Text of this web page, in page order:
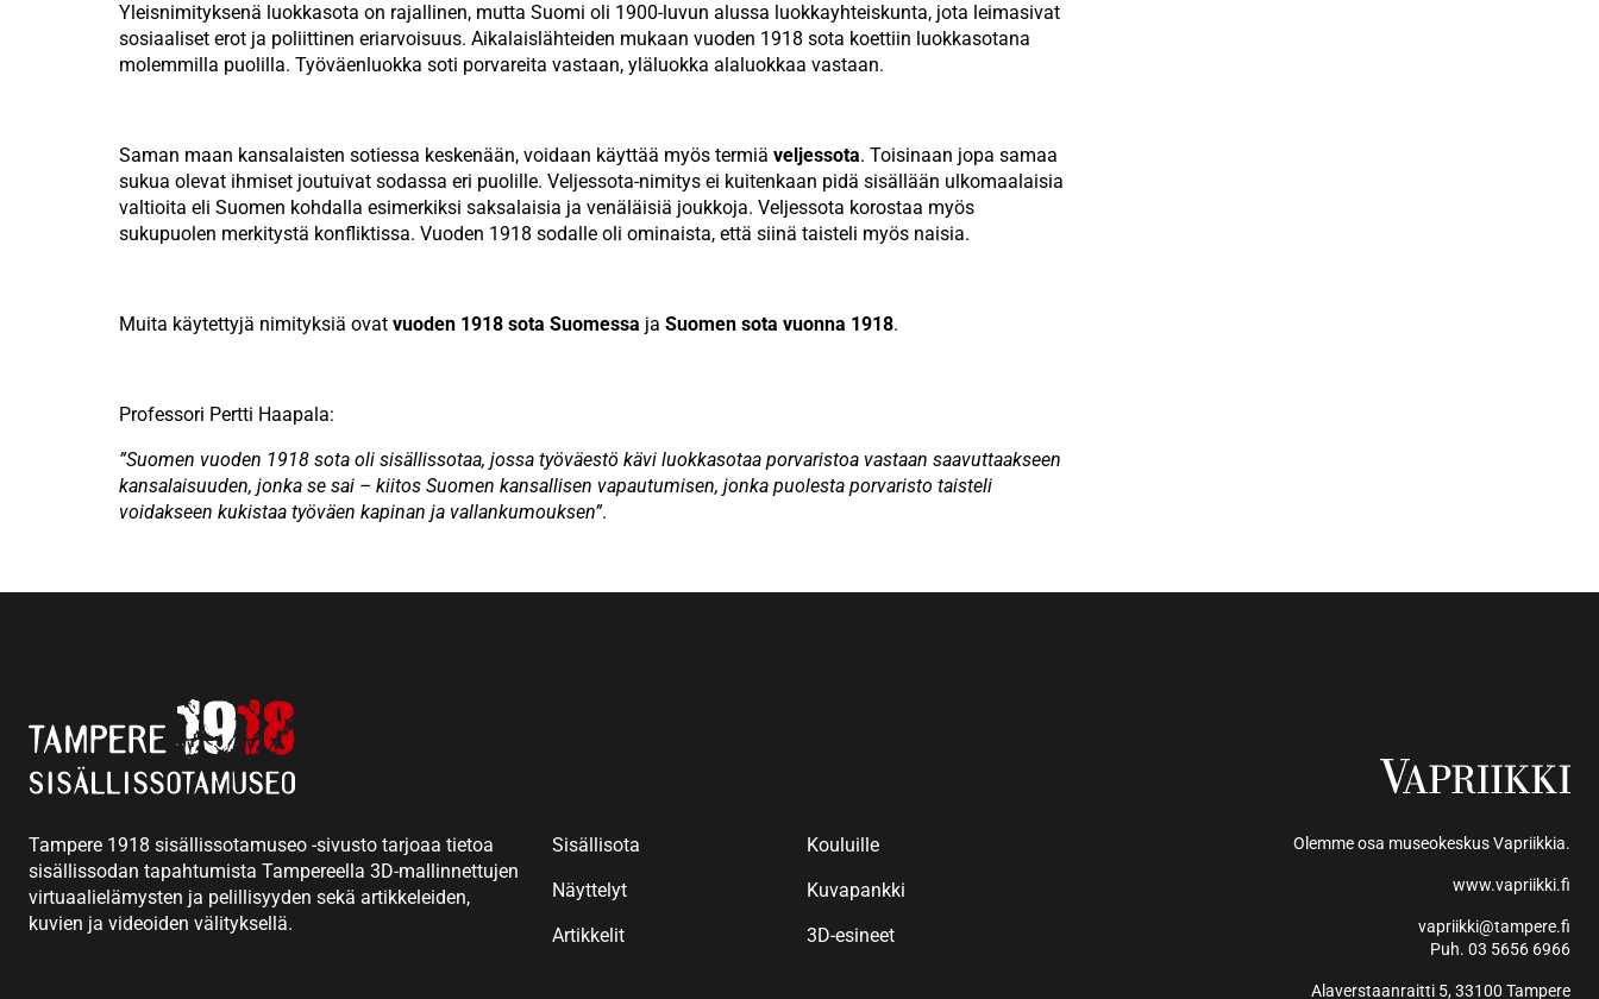
Yleisnimityksenä luokkasota on rajallinen, mutta Suomi oli 1900-luvun alussa luokkayhteiskunta, jota leimasivat
sosiaaliset erot ja poliittinen eriarvoisuus. Aikalaislähteiden mukaan vuoden 1918 sota koettiin luokkasotana
molemmilla puolilla. Työväenluokka soti porvareita vastaan, yläluokka alaluokkaa vastaan.
Saman maan kansalaisten sotiessa keskenään, voidaan käyttää myös termiä veljessota. Toisinaan jopa samaa
sukua olevat ihmiset joutuivat sodassa eri puolille. Veljessota-nimitys ei kuitenkaan pidä sisällään ulkomaalaisia
valtioita eli Suomen kohdalla esimerkiksi saksalaisia ja venäläisiä joukkoja. Veljessota korostaa myös
sukupuolen merkitystä konfliktissa. Vuoden 1918 sodalle oli ominaista, että siinä taisteli myös naisia.
Muita käytettyjä nimityksiä ovat vuoden 1918 sota Suomessa ja Suomen sota vuonna 1918.
Professori Pertti Haapala:
”Suomen vuoden 1918 sota oli sisällissotaa, jossa työväestö kävi luokkasotaa porvaristoa vastaan saavuttaakseen
kansalaisuuden, jonka se sai – kiitos Suomen kansallisen vapautumisen, jonka puolesta porvaristo taisteli
voidakseen kukistaa työväen kapinan ja vallankumouksen”.
Tampere 1918 sisällissotamuseo -sivusto tarjoaa tietoa
sisällissodan tapahtumista Tampereella 3D-mallinnettujen
virtuaalielämysten ja pelillisyyden sekä artikkeleiden,
kuvien ja videoiden välityksellä.
Sisällisota
Näyttelyt
Artikkelit
Kouluille
Kuvapankki
3D-esineet
Olemme osa museokeskus Vapriikkia.
www.vapriikki.fi
vapriikki@tampere.fi
Puh. 03 5656 6966
Alaverstaanraitti 5, 33100 Tampere